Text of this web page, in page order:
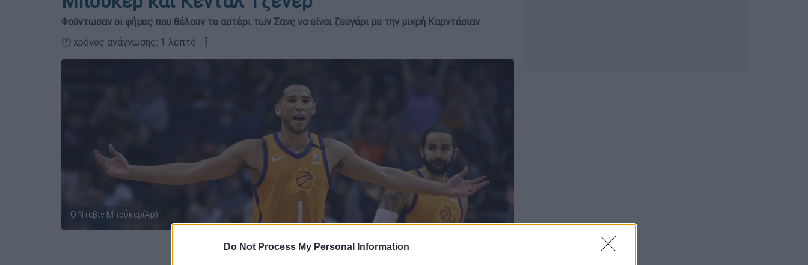
Do Not Process My Personal Information
Φούντωσαν οι φήμες που θέλουν το αστέρι των Σανς να είναι ζευγάρι με την μικρή Καρντάσιαν
🕛 χρόνος ανάγνωσης: 1 λεπτό ┋
Ο Ντέβιν Μπούκερ(Ap)
Προσθέστε το ΕΘΝΟΣ στη Google